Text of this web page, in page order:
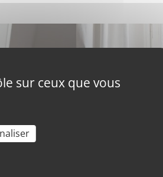
sur ceux que vous